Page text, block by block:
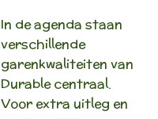
In de agenda staan
verschillende
garenkwaliteiten van
Durable centraal.
Voor extra uitleg en